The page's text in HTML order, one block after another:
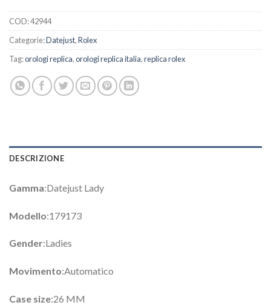
COD:42944
Categorie:Datejust,Rolex
Tag:orologi replica,orologi replica italia,replica rolex
DESCRIZIONE
Gamma:Datejust Lady
Modello:179173
Gender:Ladies
Movimento:Automatico
Case size:26 MM